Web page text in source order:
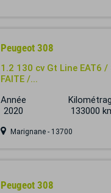
Peugeot 308
1.2 130 cv Gt Line EAT6 /
FAITE /...
Année
2020
133000
Marignane - 13700
Peugeot 308